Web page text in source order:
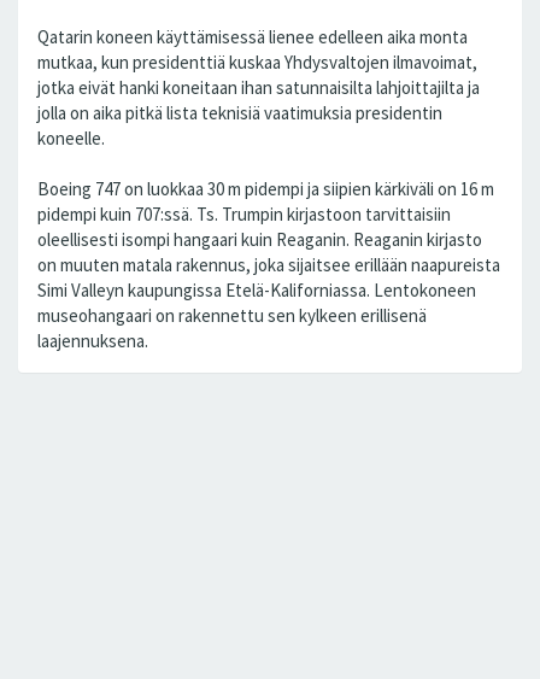
Qatarin koneen käyttämisessä lienee edelleen aika monta
mutkaa, kun presidenttiä kuskaa Yhdysvaltojen ilmavoimat,
jotka eivät hanki koneitaan ihan satunnaisilta lahjoittajilta ja
jolla on aika pitkä lista teknisiä vaatimuksia presidentin
koneelle.
Boeing 747 on luokkaa 30 m pidempi ja siipien kärkiväli on 16 m
pidempi kuin 707:ssä. Ts. Trumpin kirjastoon tarvittaisiin
oleellisesti isompi hangaari kuin Reaganin. Reaganin kirjasto
on muuten matala rakennus, joka sijaitsee erillään naapureista
Simi Valleyn kaupungissa Etelä-Kaliforniassa. Lentokoneen
museohangaari on rakennettu sen kylkeen erillisenä
laajennuksena.